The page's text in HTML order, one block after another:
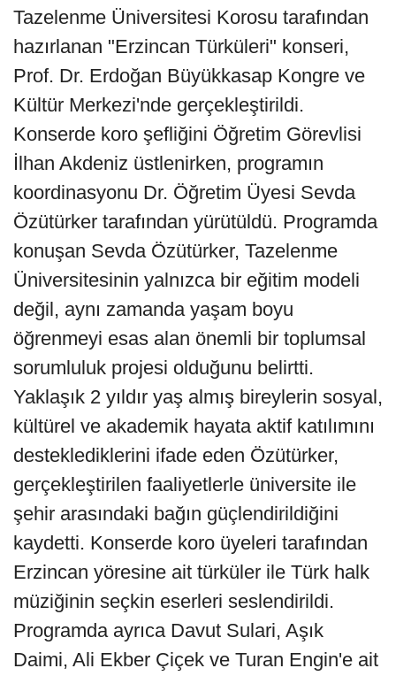
Tazelenme Üniversitesi Korosu tarafından
hazırlanan "Erzincan Türküleri" konseri,
Prof. Dr. Erdoğan Büyükkasap Kongre ve
Kültür Merkezi'nde gerçekleştirildi.
Konserde koro şefliğini Öğretim Görevlisi
İlhan Akdeniz üstlenirken, programın
koordinasyonu Dr. Öğretim Üyesi Sevda
Özütürker tarafından yürütüldü. Programda
konuşan Sevda Özütürker, Tazelenme
Üniversitesinin yalnızca bir eğitim modeli
değil, aynı zamanda yaşam boyu
öğrenmeyi esas alan önemli bir toplumsal
sorumluluk projesi olduğunu belirtti.
Yaklaşık 2 yıldır yaş almış bireylerin sosyal,
kültürel ve akademik hayata aktif katılımını
desteklediklerini ifade eden Özütürker,
gerçekleştirilen faaliyetlerle üniversite ile
şehir arasındaki bağın güçlendirildiğini
kaydetti. Konserde koro üyeleri tarafından
Erzincan yöresine ait türküler ile Türk halk
müziğinin seçkin eserleri seslendirildi.
Programda ayrıca Davut Sulari, Aşık
Daimi, Ali Ekber Çiçek ve Turan Engin'e ait